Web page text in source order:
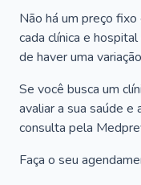
Não há um preço
cada clínica e
de haver uma
Se você busca um
avaliar a sua saúde e
consulta pela
Faça o seu